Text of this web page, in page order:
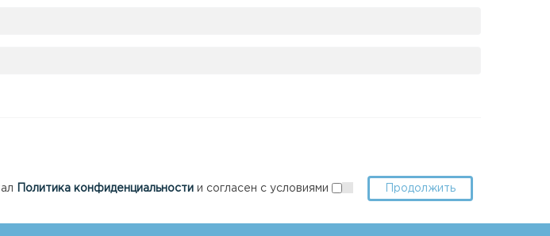
Политика конфиденциальности и согласен с условиями